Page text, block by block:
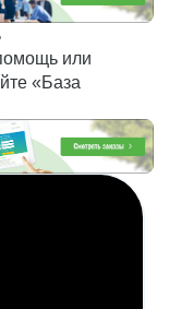
или
«База